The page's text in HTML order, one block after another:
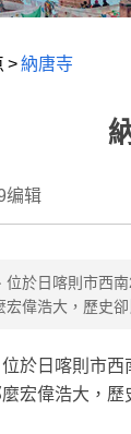
>納唐寺
编辑
於日喀則市西
偉浩大，歷史
於日喀則市
宏偉浩大，歷